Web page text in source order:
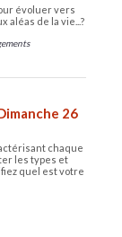
évoluer vers
aléas de la vie...?
26
chaque
les types et
quel est votre